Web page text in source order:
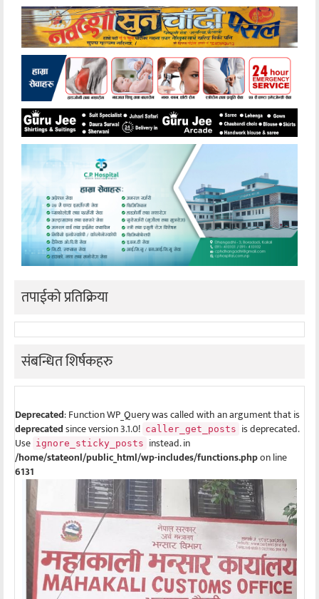
तपाईको प्रतिक्रिया
संबन्धित शिर्षकहरु
Deprecated: Function WP_Query was called with an argument that is
deprecatedsince version 3.1.0! caller_get_posts is deprecated.
Use ignore_sticky_posts instead. in
/home/stateonl/public_html/wp-includes/functions.phpon line
6131